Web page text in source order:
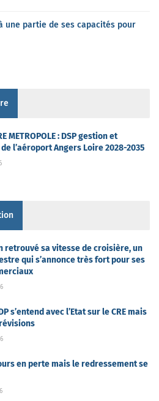
une partie de ses capacités pour
METROPOLE : DSP gestion et
l’aéroport Angers Loire 2028-2035
retrouvé sa vitesse de croisière, un
qui s’annonce très fort pour ses
s’entend avec l’Etat sur le CRE mais
en perte mais le redressement se